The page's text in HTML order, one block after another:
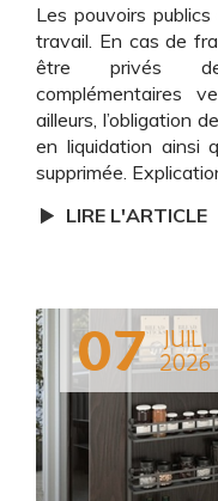
Les pouvoirs
travail. En cas de
être privés
complémentaires
ailleurs, l’obligation
en liquidation ainsi
supprimée.
LIRE L'ARTICLE
07
JUIL.
2026